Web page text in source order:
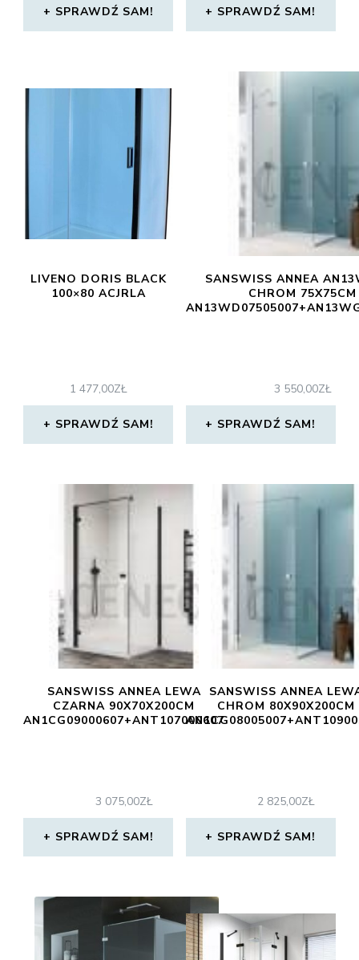
SPRAWDŹ SAM! SPRAWDŹ SAM!
LIVENO DORIS BLACK
100×80 ACJRLA
1 477,00ZŁ
SPRAWDŹ SAM!
SANSWISS ANNEA
CHROM 75X75CM
3 550,00ZŁ
SPRAWDŹ SAM!
SANSWISS ANNEA LEWA
CZARNA 90X70X200CM
AN1CG09000607+ANT107000607
3 075,00ZŁ
SPRAWDŹ SAM!
SANSWISS ANNEA
CHROM 80X90X200CM
2 825,00ZŁ
SPRAWDŹ SAM!